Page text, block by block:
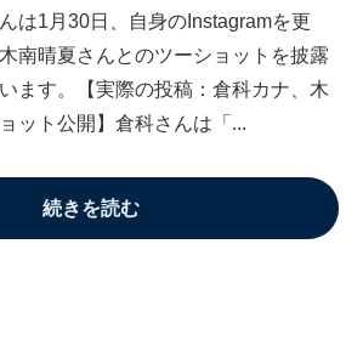
は1月30日、自身のInstagramを更
南晴夏さんとのツーショットを披露
ます。【実際の投稿：倉科カナ、木
ット公開】倉科さんは「...
続きを読む